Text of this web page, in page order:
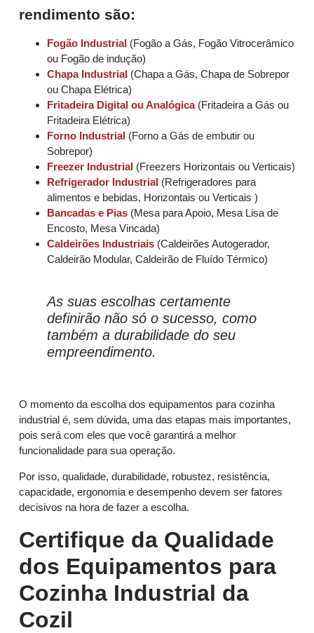
rendimento são:
Fogão Industrial (Fogão a Gás, Fogão Vitrocerâmico
ou Fogão de indução)
Chapa Industrial (Chapa a Gás, Chapa de Sobrepor
ou Chapa Elétrica)
Fritadeira Digital ou Analógica (Fritadeira a Gás ou
Fritadeira Elétrica)
Forno Industrial (Forno a Gás de embutir ou
Sobrepor)
Freezer Industrial (Freezers Horizontais ou Verticais)
Refrigerador Industrial (Refrigeradores para
alimentos e bebidas, Horizontais ou Verticais )
Bancadas e Pias (Mesa para Apoio, Mesa Lisa de
Encosto, Mesa Vincada)
Caldeirões Industriais (Caldeirões Autogerador,
Caldeirão Modular, Caldeirão de Fluído Térmico)
As suas escolhas certamente
definirão não só o sucesso, como
também a durabilidade do seu
empreendimento.
O momento da escolha dos equipamentos para cozinha
industrial é, sem dúvida, uma das etapas mais importantes,
pois será com eles que você garantirá a melhor
funcionalidade para sua operação.
Por isso, qualidade, durabilidade, robustez, resistência,
capacidade, ergonomia e desempenho devem ser fatores
decisivos na hora de fazer a escolha.
Certifique da Qualidade
dos Equipamentos para
Cozinha Industrial da
Cozil